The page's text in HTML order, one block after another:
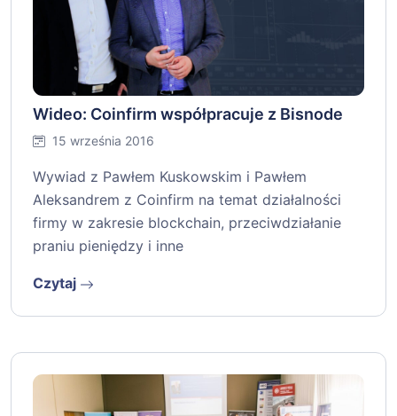
Wideo: Coinfirm współpracuje z Bisnode
15 września 2016
Wywiad z Pawłem Kuskowskim i Pawłem
Aleksandrem z Coinfirm na temat działalności
firmy w zakresie blockchain, przeciwdziałanie
praniu pieniędzy i inne
Czytaj